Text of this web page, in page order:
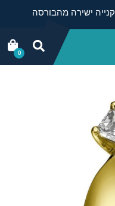
קנייה ישירה מהבורסה
0